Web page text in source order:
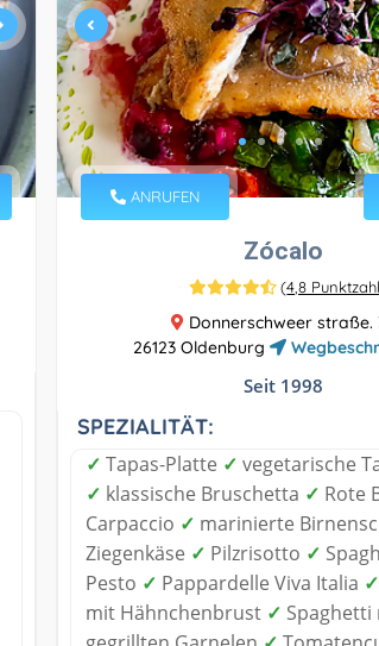
ANRUFEN
Zócalo
(4,8
Donnerschweer straße.
26123 Oldenburg
Seit 1998
SPEZIALITÄT:
✓ Tapas-Platte ✓ vegetarische
✓ klassische Bruschetta ✓ Rote
Carpaccio ✓ marinierte
Ziegenkäse ✓ Pilzrisotto ✓
Pesto ✓ Pappardelle Viva Italia ✓
mit Hähnchenbrust ✓ Spaghetti